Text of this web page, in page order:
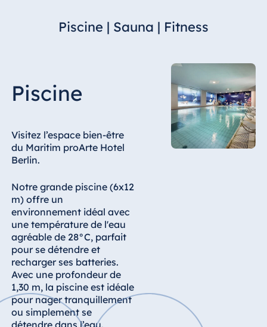
Hotel Bremen
Hotel Frankfurt
Schlossgarten
Fulda
Airport Hotel
Hotel Ingolstadt
Hotel Bellevue
Kiel
Hotel Köln
Hotel
Königswinter
Hotel Magdeburg
Hotel München
Piscine | Sauna | Fitness
Piscine
Visitez l’espace bien-être
du Maritim proArte Hotel
Berlin.
Notre grande piscine (6x12
m) offre un
environnement idéal avec
une température de l'eau
agréable de 28°C, parfait
pour se détendre et
recharger ses batteries.
Avec une profondeur de
1,30 m, la piscine est idéale
pour nager tranquillement
ou simplement se
détendre dans l’eau.